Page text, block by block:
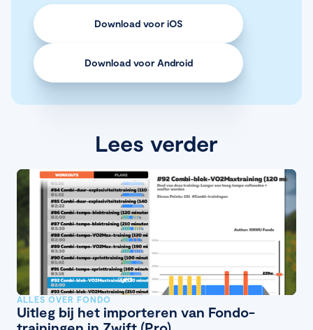
Download voor iOS
Download voor Android
Lees verder
ALLES OVER FONDO
Uitleg bij het importeren van Fondo-